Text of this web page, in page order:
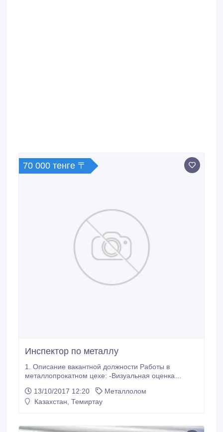
70 000 тенге 〒
Инспектор по металлу
1. Описание вакантной должности Работы в
металлопрокатном цехе: -Визуальная оценка
-Определение в поступившем металлоломе
неметаллических включений, габаритных размеров
время выгрузки металлолома на цифровые
13/10/2017 12:20
Металлолом
Казахстан, Темиртау